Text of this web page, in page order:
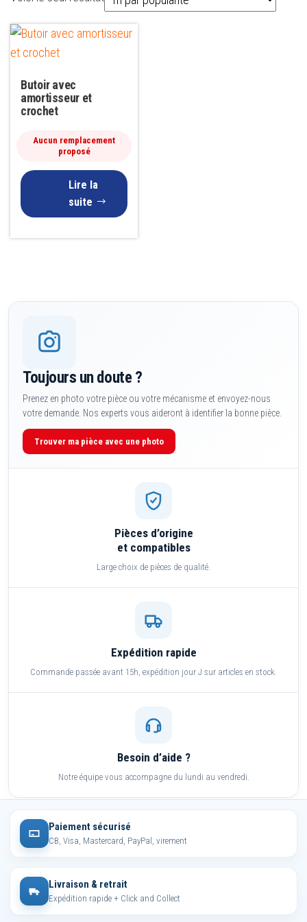
Butoir avec
amortisseur et
crochet
Aucun remplacement
proposé
Lire la
suite
Toujours un doute ?
Prenez en photo votre pièce ou votre mécanisme et envoyez-nous
votre demande. Nos experts vous aideront à identifier la bonne pièce.
Trouver ma pièce avec une photo
Pièces d’origine
et compatibles
Large choix de pièces de qualité.
Expédition rapide
Commande passée avant 15h, expédition jour J sur articles en stock.
Besoin d’aide ?
Notre équipe vous accompagne du lundi au vendredi.
Paiement sécurisé
CB, Visa, Mastercard, PayPal, virement
Livraison & retrait
Expédition rapide + Click and Collect